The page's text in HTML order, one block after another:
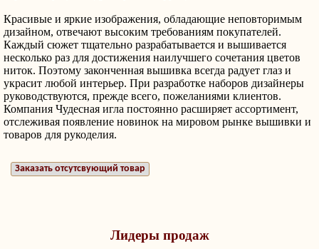
Красивые и яркие изображения, обладающие неповторимым
дизайном, отвечают высоким требованиям покупателей.
Каждый сюжет тщательно разрабатывается и вышивается
несколько раз для достижения наилучшего сочетания цветов
ниток. Поэтому законченная вышивка всегда радует глаз и
украсит любой интерьер. При разработке наборов дизайнеры
руководствуются, прежде всего, пожеланиями клиентов.
Компания Чудесная игла постоянно расширяет ассортимент,
отслеживая появление новинок на мировом рынке вышивки и
товаров для рукоделия.
Заказать отсутсвующий товар
Лидеры продаж